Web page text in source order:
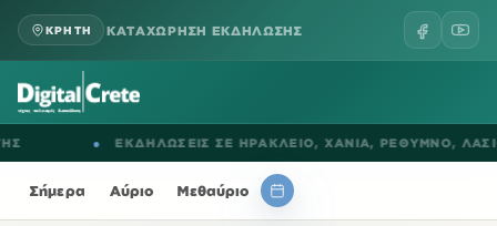
ΚΡΗΤΗ ΚΑΤΑΧΩΡΗΣΗ ΕΚΔΗΛΩΣΗΣ
● ΕΚΔΗΛΩΣΕΙΣ ΣΕΗΡΑΚΛΕΙΟ,ΧΑΝΙΑ,ΡΕΘΥΜΝΟ ,ΛΑΣΙΘΙ
Σήμερα Αύριο Μεθαύριο